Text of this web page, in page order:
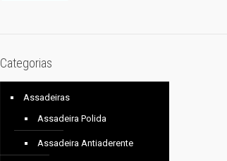
Categorias
Assadeiras
Assadeira Polida
Assadeira Antiaderente